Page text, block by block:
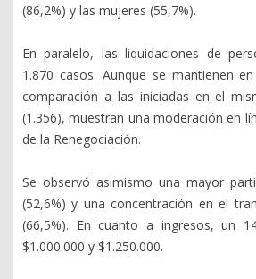
(86,2%) y las mujeres (55,7%).
En paralelo, las liquidaciones de
1.870 casos. Aunque se mantienen
comparación a las iniciadas en el
(1.356), muestran una moderación en
de la Renegociación.
Se observó asimismo una mayor
(52,6%) y una concentración en el
(66,5%). En cuanto a ingresos, un
$1.000.000 y $1.250.000.